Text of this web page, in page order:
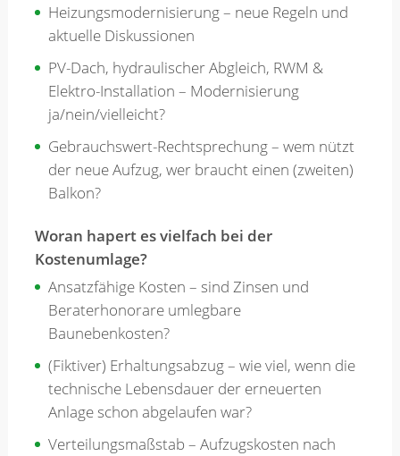
Heizungsmodernisierung – neue Regeln und
aktuelle Diskussionen
PV-Dach, hydraulischer Abgleich, RWM &
Elektro-Installation – Modernisierung
ja/nein/vielleicht?
Gebrauchswert-Rechtsprechung – wem nützt
der neue Aufzug, wer braucht einen (zweiten)
Balkon?
Woran hapert es vielfach bei der
Kostenumlage?
Ansatzfähige Kosten – sind Zinsen und
Beraterhonorare umlegbare
Baunebenkosten?
(Fiktiver) Erhaltungsabzug – wie viel, wenn die
technische Lebensdauer der erneuerten
Anlage schon abgelaufen war?
Verteilungsmaßstab – Aufzugskosten nach